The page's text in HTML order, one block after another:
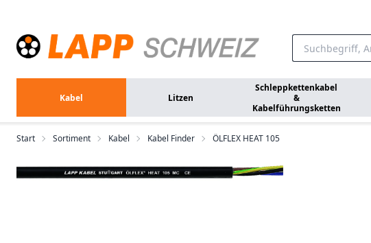
Kabel Litzen
Schleppkettenkabel
&
Kabelführungsketten
Start Sortiment Kabel Kabel Finder ÖLFLEX HEAT 105